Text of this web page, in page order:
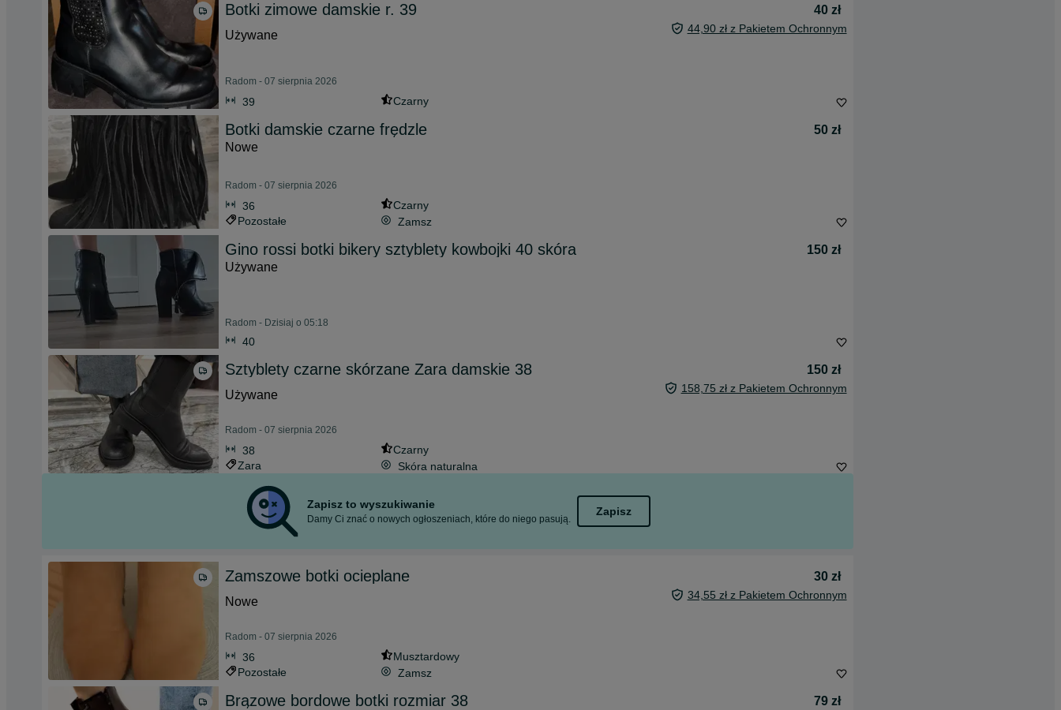
Botki zimowe damskie r. 39
40 zł
Używane
44,90 zł z Pakietem Ochronnym
Radom - 07 sierpnia 2026
39 Czarny
Botki damskie czarne frędzle
50 zł
Nowe
Radom - 07 sierpnia 2026
36
Czarny
Pozostałe
Zamsz
Gino rossi botki bikery sztyblety kowbojki 40 skóra
150 zł
Używane
Radom - Dzisiaj o 05:18
40
Sztyblety czarne skórzane Zara damskie 38
150 zł
Używane
158,75 zł z Pakietem Ochronnym
Radom - 07 sierpnia 2026
38
Czarny
Zara
Skóra naturalna
Zapisz to wyszukiwanie
Damy Ci znać o nowych ogłoszeniach, które do niego pasują.
Zapisz
Zamszowe botki ocieplane
30 zł
Nowe
34,55 zł z Pakietem Ochronnym
Radom - 07 sierpnia 2026
36
Musztardowy
Pozostałe
Zamsz
Brązowe bordowe botki rozmiar 38
79 zł